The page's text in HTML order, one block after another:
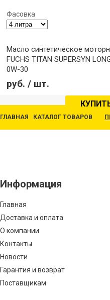
Фасовка
Масло синтетическое
FUCHS TITAN SUPERSYN
0W-30
Модель: ATF
руб. / шт.
ГЛАВНАЯ КАТАЛОГ ТОВАРОВ
Информация
Главная
Доставка и оплата
О компании
Контакты
Новости
Гарантия и возврат
Поставщикам